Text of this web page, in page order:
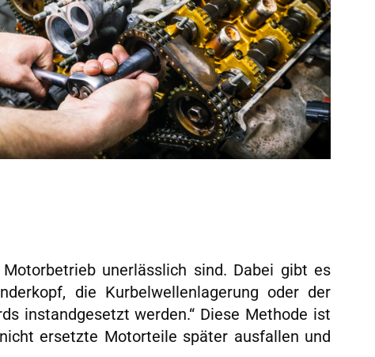
unerlässlich sind. Dabei gibt es
die Kurbelwellenlagerung oder der
instandgesetzt werden.“ Diese Methode ist
ersetzte Motorteile später ausfallen und